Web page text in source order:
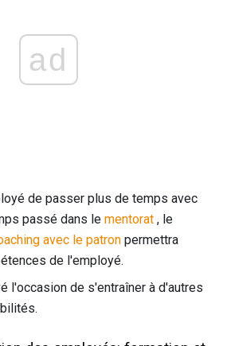
ad
de passer plus de temps avec
passé dans le mentorat , le
avec le patron permettra
de l'employé.
l'occasion de s'entraîner à d'autres